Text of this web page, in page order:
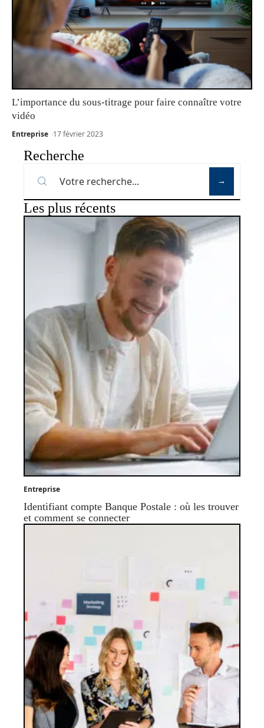
L’importance du sous-titrage pour faire connaître votre
vidéo
Entreprise 17 février 2023
Recherche
Les plus récents
Entreprise
Identifiant compte Banque Postale : où les trouver
et comment se connecter